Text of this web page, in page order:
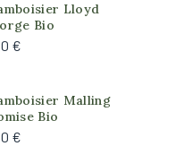
midi
Lloyd
Bio
€
Malling
Bio
€